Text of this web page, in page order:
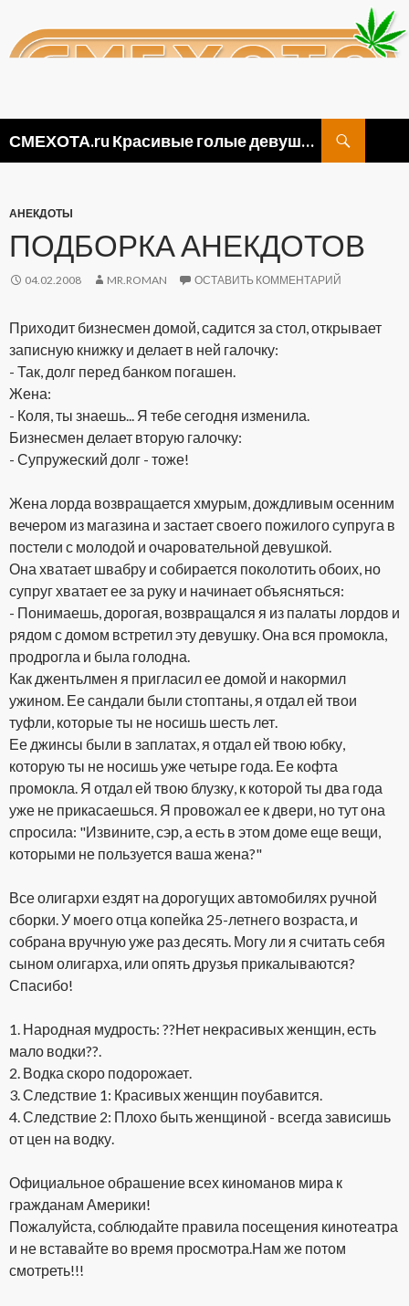
СМЕХОТА.ru Красивые голые девушки, прикольные картинки ню и видео приколы
АНЕКДОТЫ
ПОДБОРКА АНЕКДОТОВ
04.02.2008 MR.ROMAN ОСТАВИТЬ КОММЕНТАРИЙ
Приходит бизнесмен домой, садится за стол, открывает
записную книжку и делает в ней галочку:
- Так, долг перед банком погашен.
Жена:
- Коля, ты знаешь... Я тебе сегодня изменила.
Бизнесмен делает вторую галочку:
- Супружеский долг - тоже!
Жена лорда возвращается хмурым, дождливым осенним
вечером из магазина и застает своего пожилого супруга в
постели с молодой и очаровательной девушкой.
Она хватает швабру и собирается поколотить обоих, но
супруг хватает ее за руку и начинает объясняться:
- Понимаешь, дорогая, возвращался я из палаты лордов и
рядом с домом встретил эту девушку. Она вся промокла,
продрогла и была голодна.
Как джентьлмен я пригласил ее домой и накормил
ужином. Ее сандали были стоптаны, я отдал ей твои
туфли, которые ты не носишь шесть лет.
Ее джинсы были в заплатах, я отдал ей твою юбку,
которую ты не носишь уже четыре года. Ее кофта
промокла. Я отдал ей твою блузку, к которой ты два года
уже не прикасаешься. Я провожал ее к двери, но тут она
спросила: "Извините, сэр, а есть в этом доме еще вещи,
которыми не пользуется ваша жена?"
Все олигархи ездят на дорогущих автомобилях ручной
сборки. У моего отца копейка 25-летнего возраста, и
собрана вручную уже раз десять. Могу ли я считать себя
сыном олигарха, или опять друзья прикалываются?
Спасибо!
1. Народная мудрость: ??Нет некрасивых женщин, есть
мало водки??.
2. Водка скоро подорожает.
3. Следствие 1: Красивых женщин поубавится.
4. Следствие 2: Плохо быть женщиной - всегда зависишь
от цен на водку.
Официальное обрашение всех киноманов мира к
гражданам Америки!
Пожалуйста, соблюдайте правила посещения кинотеатра
и не вставайте во время просмотра.Нам же потом
смотреть!!!